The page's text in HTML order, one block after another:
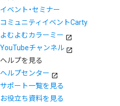
イベント・セミナー
コミュニティイベントCarty
よむよむカラーミー
YouTubeチャンネル
ヘルプを見る
ヘルプセンター
サポート一覧を見る
お役立ち資料を見る